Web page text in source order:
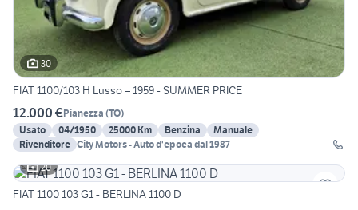
30
FIAT 1100/103 H Lusso – 1959 - SUMMER PRICE
12.000 €Pianezza (TO)
Usato
04/1950 25000 Km Benzina
Manuale
Rivenditore City Motors - Auto d'epoca dal 1987
20
FIAT 1100 103 G1 - BERLINA 1100 D